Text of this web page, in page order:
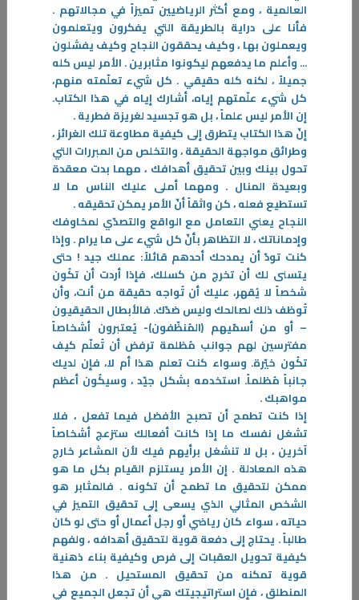
توقف عن إرضاء الآخرين
يعتبر المؤلف باتريك كينغ من أشهر الكتّاب والمدربين في فن المحادثة وفن
التواصل في أمريكا ، ولقد صدر له عدة كتب في مجال تطور النفس
العالمية ، ومع أكثر الرياضيين تميزاً في مجالاتهم .
فأنا على دراية بالطريقة التي يفكرون ويتعلمون
ويعملون بها ، وكيف يحققون النجاح وكيف يفشلون
... وأعلم ما يدفعهم ليكونوا مثابرين . الأمر ليس كله
جميلاً ، لكنه كله حقيقي . كل شيء تعلّمته منهم،
كل شيء علّمتهم إياه، أشارك إياه في هذا الكتاب.
إن الأمر ليس علماً ، بل هو تجسيد لغريزة فطرية .
إنّ هذا الكتاب يتطرق إلى كيفية مطاوعة تلك الغرائز ،
وطرائق مواجهة الحقيقة ، والتخلص من المبررات التي
تحول بينك وبين تحقيق أهدافك ، مهما بدت معقدة
وبعيدة المنال . ومهما أملى عليك الناس ما لا
تستطيع فعله ، كن واثقاً أنّ الأمر يمكن تحقيقه .
النجاح يعني التعامل مع الواقع والتصدّي لمخاوفك
وإدماناتك ، لا التظاهر بأنّ كل شيء على ما يرام . وإذا
كنت تودّ أن يمدحك أحدهم قائلاً: عملك جيد ! حتى
يتسنى لك أن تخرج من كسلك، فإذا أردت أن تكُون
شخصاً لا يُقهر، عليك أن تُواجه حقيقة من أنت، وأن
تُوظف ذلك لصالحك وليس ضدّك. فالأبطال الحقيقيون
– أو من أسمّيهم (المُنظّفون)- يُعتبرون أشخاصاً
مفترسين لهم جوانب مُظلمة ترفض أن تُعلّم كيف
تكُون خيّرة. وسواء كنت تعلم هذا أم لا، فإن لديك
جانباً مُظلماً. استخدمه بشكل جيّد ، وسيكُون أعظم
مواهبك .
إذا كنت تطمح أن تصبح الأفضل فيما تفعل ، فلا
تشغل نفسك ما إذا كانت أفعالك ستزعج أشخاصاً
آخرين ، بل لا تنشغل برأيهم فيك لأن المشاعر خارج
هذه المعادلة . إن الأمر يستلزم القيام بكل ما هو
ممكن لتحقيق ما تطمح أن تكونه . فالمثابر هو
الشخص المثالي الذي يسعى إلى تحقيق التميز في
حياته ، سواء كان رياضي أو رجل أعمال أو حتى لو كان
طالباً . يحتاج إلى دفعة قوية لتحقيق أهدافه ، ولفهم
كيفية تحويل العقبات إلى فرص وكيفية بناء ذهنية
قوية تمكنه من تحقيق المستحيل . من هذا
المنطلق ، فإن استراتيجيتك هي أن تجعل الجميع في